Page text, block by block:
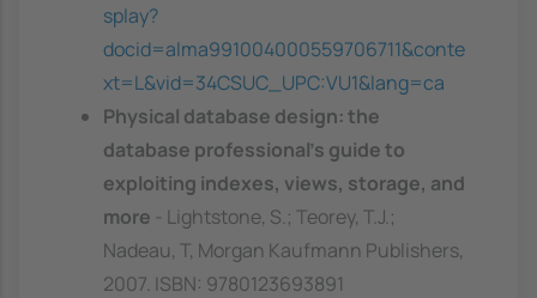
splay?
docid=alma991004000559706711&conte
xt=L&vid=34CSUC_UPC:VU1&lang=ca
Physical database design: the
database professional's guide to
exploiting indexes, views, storage, and
more
- Lightstone, S.; Teorey, T.J.;
Nadeau, T, Morgan Kaufmann Publishers,
2007. ISBN: 9780123693891